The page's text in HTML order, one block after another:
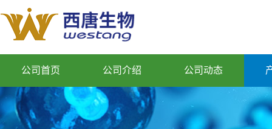
公司首页 公司介绍 公司动态